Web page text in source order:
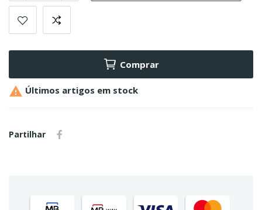
Comprar
 Últimos artigos em stock
Partilhar